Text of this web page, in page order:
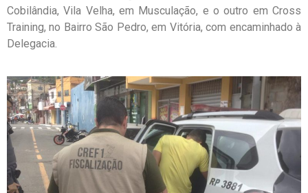
Cobilândia, Vila Velha, em Musculação, e o outro em Cross
Training, no Bairro São Pedro, em Vitória, com encaminhado à
Delegacia.